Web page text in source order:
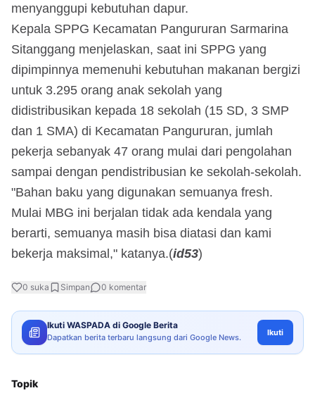
menyanggupi kebutuhan dapur.
Kepala SPPG Kecamatan Pangururan Sarmarina
Sitanggang menjelaskan, saat ini SPPG yang
dipimpinnya memenuhi kebutuhan makanan bergizi
untuk 3.295 orang anak sekolah yang
didistribusikan kepada 18 sekolah (15 SD, 3 SMP
dan 1 SMA) di Kecamatan Pangururan, jumlah
pekerja sebanyak 47 orang mulai dari pengolahan
sampai dengan pendistribusian ke sekolah-sekolah.
"Bahan baku yang digunakan semuanya fresh.
Mulai MBG ini berjalan tidak ada kendala yang
berarti, semuanya masih bisa diatasi dan kami
bekerja maksimal," katanya.(id53)
0 suka Simpan 0 komentar
Ikuti WASPADA di Google Berita
Dapatkan berita terbaru langsung dari Google News. Ikuti
Topik